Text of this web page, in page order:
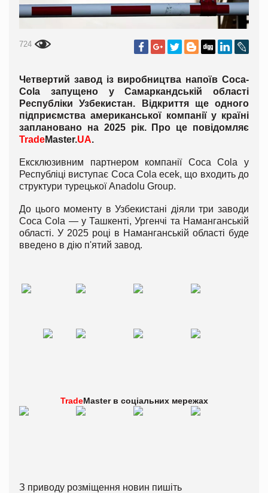
724
Четвертий завод із виробництва напоїв Coca-
Cola запущено у Самаркандській області
Республіки Узбекистан. Відкриття ще одного
підприємства американської компанії у країні
заплановано на 2025 рік. Про це повідомляє
TradeMaster.UA.
Ексклюзивним партнером компанії Coca Cola у
Республіці виступає Coca Cola ecek, що входить до
структури турецької Anadolu Group.
До цього моменту в Узбекистані діяли три заводи
Coca Cola — у Ташкенті, Ургенчі та Наманганській
області. У 2025 році в Наманганській області буде
введено в дію п'ятий завод.
TradeMaster в соціальних мережах
З приводу розміщення новин пишіть